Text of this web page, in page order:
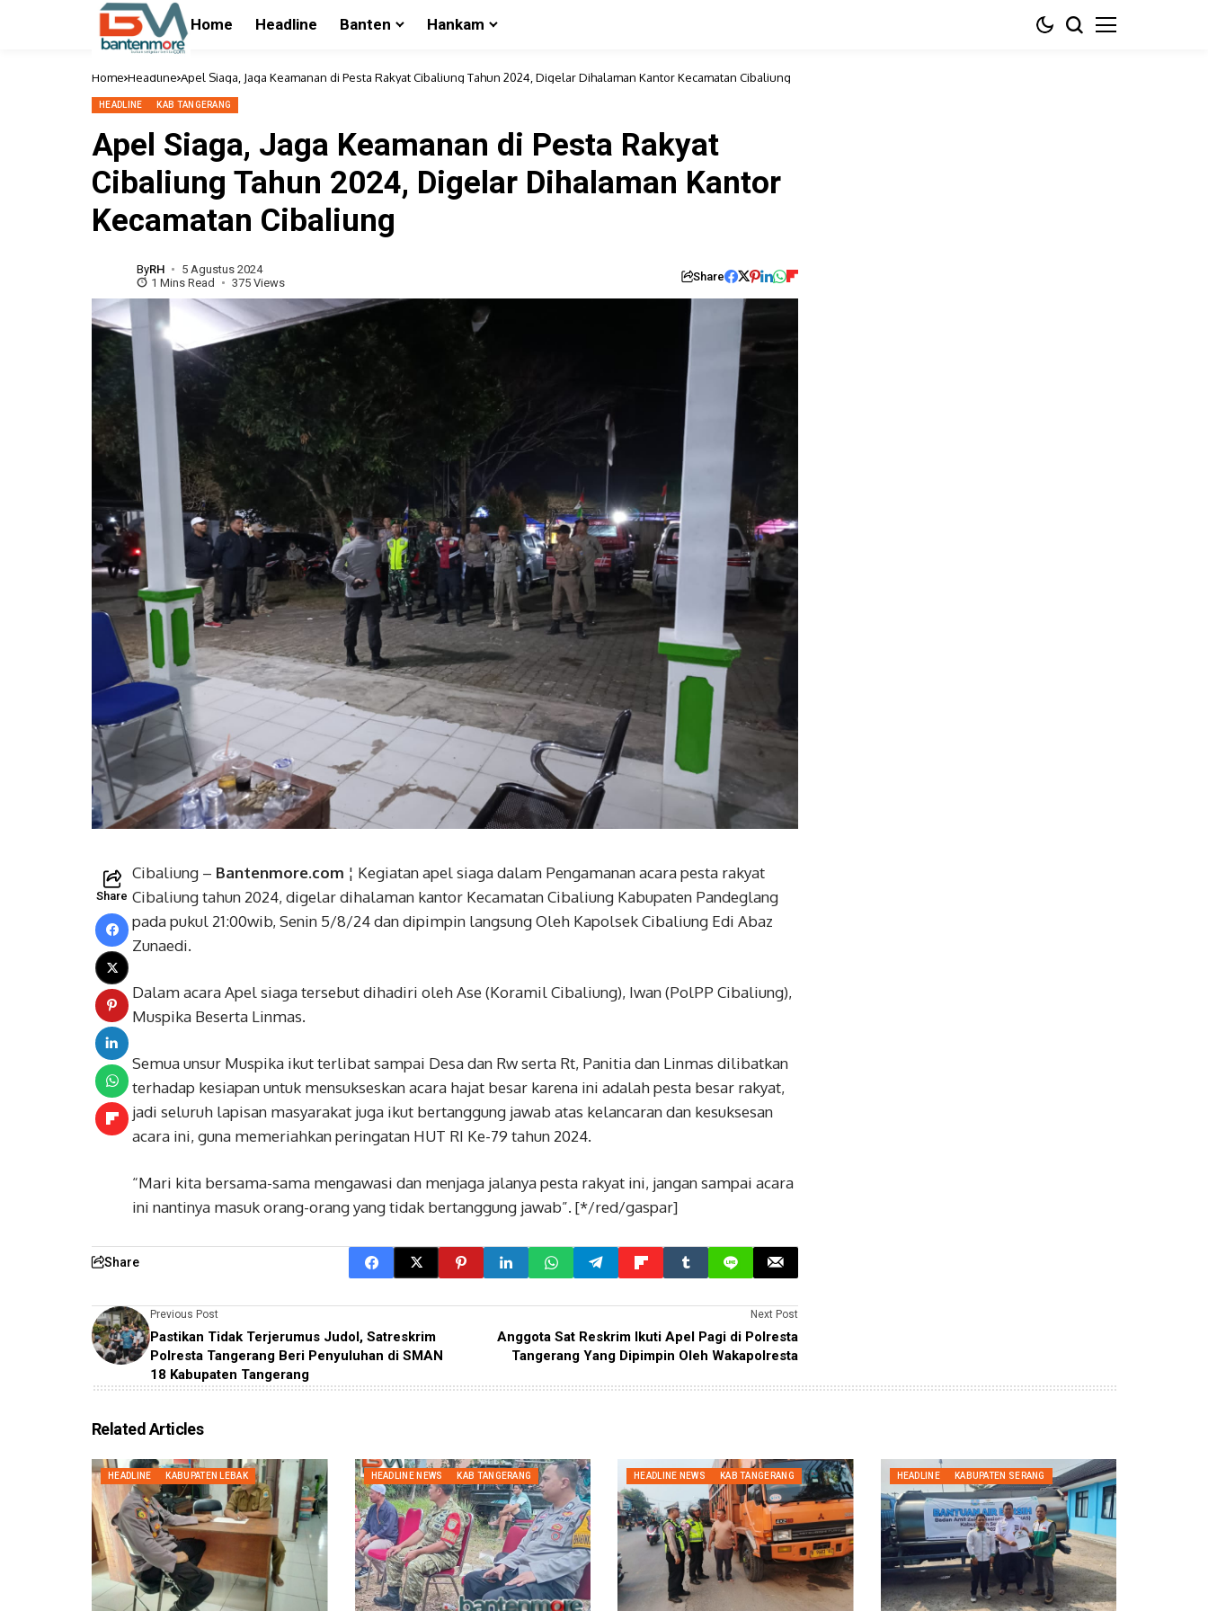
Home Headline Banten Hankam
Home Headline Apel Siaga, Jaga Keamanan di Pesta Rakyat Cibaliung Tahun 2024, Digelar Dihalaman Kantor Kecamatan Cibaliung
HEADLINE KAB TANGERANG
Apel Siaga, Jaga Keamanan di Pesta Rakyat
Cibaliung Tahun 2024, Digelar Dihalaman Kantor
Kecamatan Cibaliung
ByRH
5 Agustus 2024
1 Mins Read
375 Views Share
Share
Cibaliung – Bantenmore.com ¦ Kegiatan apel siaga dalam Pengamanan acara pesta rakyat
Cibaliung tahun 2024, digelar dihalaman kantor Kecamatan Cibaliung Kabupaten Pandeglang
pada pukul 21:00wib, Senin 5/8/24 dan dipimpin langsung Oleh Kapolsek Cibaliung Edi Abaz
Zunaedi.
Dalam acara Apel siaga tersebut dihadiri oleh Ase (Koramil Cibaliung), Iwan (PolPP Cibaliung),
Muspika Beserta Linmas.
Semua unsur Muspika ikut terlibat sampai Desa dan Rw serta Rt, Panitia dan Linmas dilibatkan
terhadap kesiapan untuk mensukseskan acara hajat besar karena ini adalah pesta besar rakyat,
jadi seluruh lapisan masyarakat juga ikut bertanggung jawab atas kelancaran dan kesuksesan
acara ini, guna memeriahkan peringatan HUT RI Ke-79 tahun 2024.
“Mari kita bersama-sama mengawasi dan menjaga jalanya pesta rakyat ini, jangan sampai acara
ini nantinya masuk orang-orang yang tidak bertanggung jawab”. [*/red/gaspar]
Share
Previous Post
Pastikan Tidak Terjerumus Judol, Satreskrim
Polresta Tangerang Beri Penyuluhan di SMAN
18 Kabupaten Tangerang
Next Post
Anggota Sat Reskrim Ikuti Apel Pagi di Polresta
Tangerang Yang Dipimpin Oleh Wakapolresta
Related Articles
HEADLINE KABUPATEN LEBAK HEADLINE NEWS KAB TANGERANG HEADLINE NEWS KAB TANGERANG HEADLINE KABUPATEN SERANG